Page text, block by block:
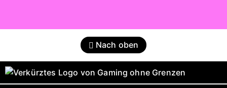
Nach oben